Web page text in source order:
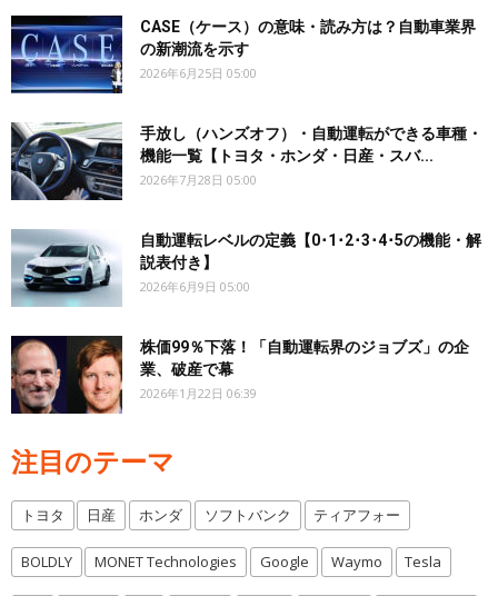
CASE（ケース）の意味・読み方は？自動車業界
の新潮流を示す
2026年6月25日 05:00
手放し（ハンズオフ）・自動運転ができる車種・
機能一覧【トヨタ・ホンダ・日産・スバ...
2026年7月28日 05:00
自動運転レベルの定義【0･1･2･3･4･5の機能・解
説表付き】
2026年6月9日 05:00
株価99％下落！「自動運転界のジョブズ」の企
業、破産で幕
2026年1月22日 06:39
注目のテーマ
トヨタ 日産 ホンダ ソフトバンク ティアフォー
BOLDLY MONET Technologies Google Waymo Tesla